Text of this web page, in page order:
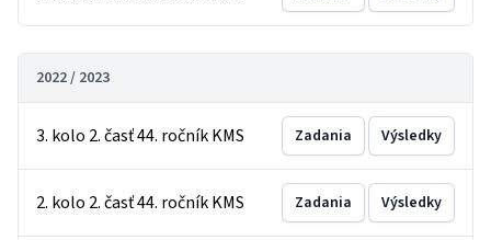
2022 / 2023
3. kolo 2. časť 44. ročník KMS Zadania Výsledky
2. kolo 2. časť 44. ročník KMS Zadania Výsledky